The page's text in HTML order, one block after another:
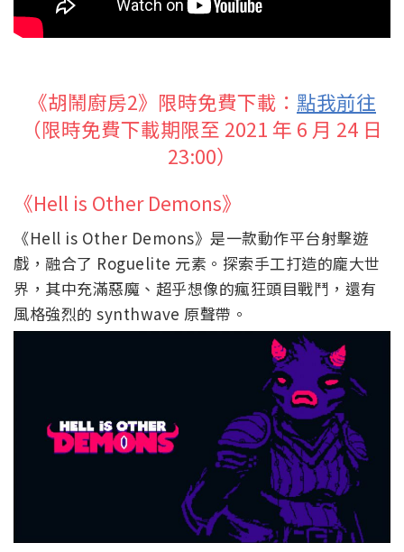
《胡鬧廚房2》限時免費下載： 點我前往
（限時免費下載期限至 2021 年 6 月 24 日
23:00）
《Hell is Other Demons》
《Hell is Other Demons》是一款動作平台射擊遊
戲，融合了 Roguelite 元素。探索手工打造的龐大世
界，其中充滿惡魔、超乎想像的瘋狂頭目戰鬥，還有
風格強烈的 synthwave 原聲帶。